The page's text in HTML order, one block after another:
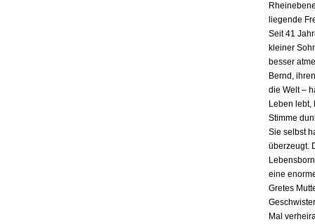
liegende
Seit 41
kleiner
besser
Bernd,
die Welt –
Leben lebt,
Stimme
Sie selbst
überzeugt.
eine
Gretes
Mal